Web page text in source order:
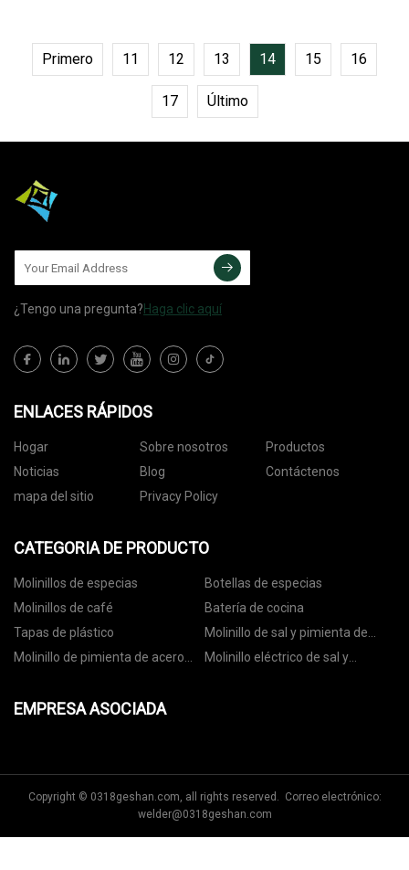
Primero 11 12 13 14 15 16
17 Último
¿Tengo una pregunta?Haga clic aquí
ENLACES RÁPIDOS
Hogar Sobre nosotros
Productos
Noticias
Blog
Contáctenos
mapa del sitio
Privacy Policy
CATEGORIA DE PRODUCTO
Molinillos de especias
Botellas de especias
Molinillos de café
Batería de cocina
Tapas de plástico
Molinillo de sal y pimienta de
cerámica
Molinillo de pimienta de acero
Molinillo eléctrico de sal y
EMPRESA ASOCIADA
Copyright © 0318geshan.com, all rights reserved. Correo electrónico:
welder@0318geshan.com